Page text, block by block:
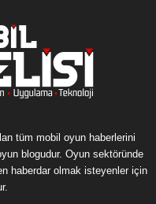
tüm mobil oyun haberlerini
blogudur. Oyun sektöründe
haberdar olmak isteyenler için